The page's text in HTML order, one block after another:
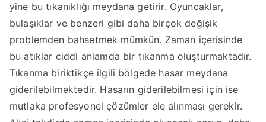
yine bu tıkanıklığı meydana getirir. Oyuncaklar,
bulaşıklar ve benzeri gibi daha birçok değişik
problemden bahsetmek mümkün. Zaman içerisinde
bu atıklar ciddi anlamda bir tıkanma oluşturmaktadır.
Tıkanma biriktikçe ilgili bölgede hasar meydana
giderilebilmektedir. Hasarın giderilebilmesi için ise
mutlaka profesyonel çözümler ele alınması gerekir.